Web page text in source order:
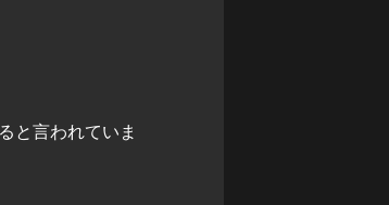
と言われていま